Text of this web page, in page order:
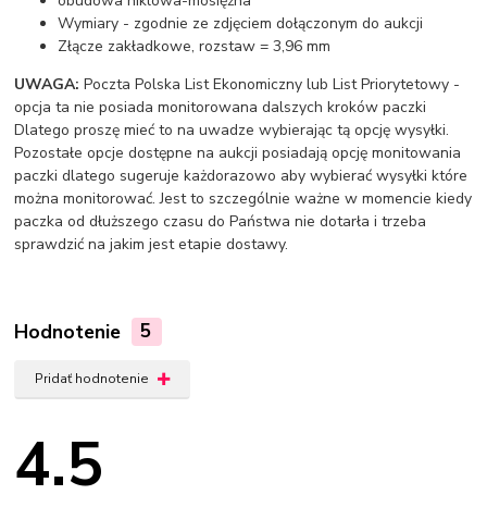
Wymiary - zgodnie ze zdjęciem dołączonym do aukcji
Złącze zakładkowe, rozstaw = 3,96 mm
UWAGA: Poczta Polska List Ekonomiczny lub List Priorytetowy -
opcja ta nie posiada monitorowana dalszych kroków paczki
Dlatego proszę mieć to na uwadze wybierając tą opcję wysyłki.
Pozostałe opcje dostępne na aukcji posiadają opcję monitowania
paczki dlatego sugeruje każdorazowo aby wybierać wysyłki które
można monitorować. Jest to szczególnie ważne w momencie kiedy
paczka od dłuższego czasu do Państwa nie dotarła i trzeba
sprawdzić na jakim jest etapie dostawy.
Hodnotenie 5
Pridať hodnotenie
4.5